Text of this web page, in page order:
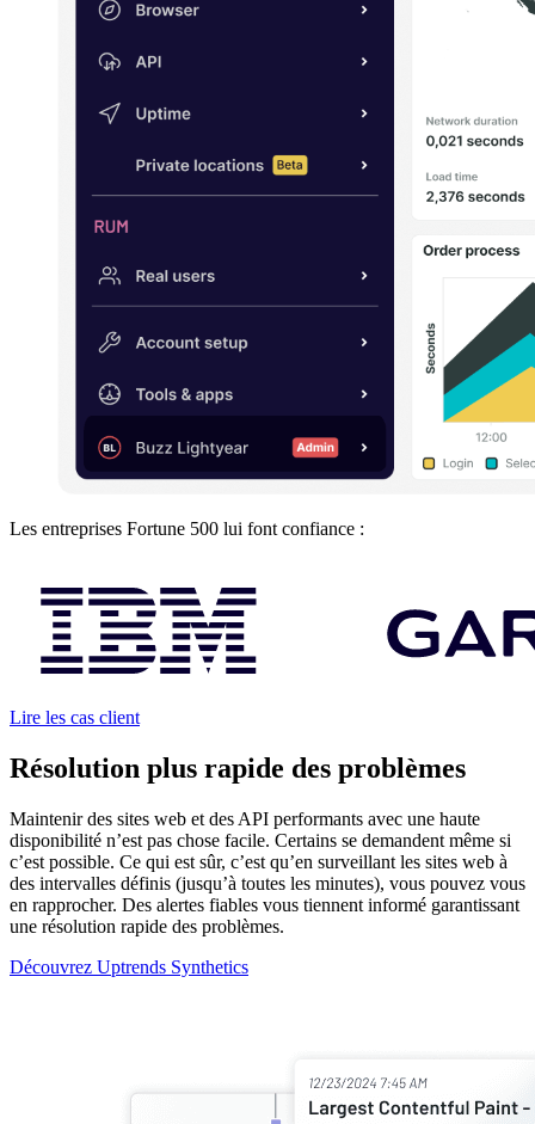
Les entreprises Fortune 500 lui font confiance :
Lire les cas client
Résolution plus rapide des problèmes
Maintenir des sites web et des API performants avec une haute
disponibilité n’est pas chose facile. Certains se demandent même si
c’est possible. Ce qui est sûr, c’est qu’en surveillant les sites web à
des intervalles définis (jusqu’à toutes les minutes), vous pouvez vous
en rapprocher. Des alertes fiables vous tiennent informé garantissant
une résolution rapide des problèmes.
Découvrez Uptrends Synthetics